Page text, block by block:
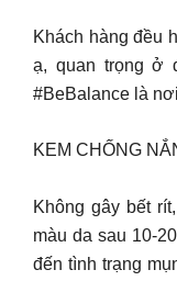
Khách hàng đều
ạ, quan trọng ở
#BeBalance là
KEM CHỐNG
Không gây bết
màu da sau 10-
đến tình trạng